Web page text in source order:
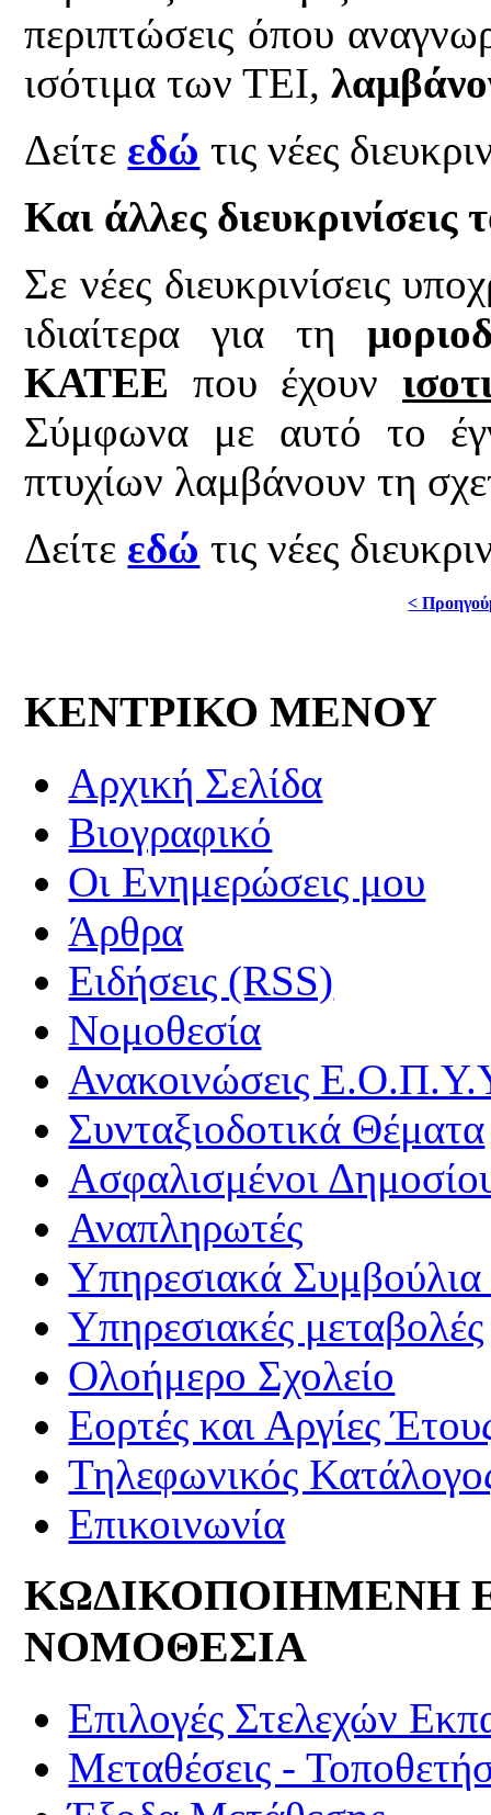
περιπτώσεις όπου
ισότιμα των ΤΕΙ,
Δείτε εδώ τις νέες
Και άλλες
Σε νέες διευκρινίσεις
ιδιαίτερα για τη
ΚΑΤΕΕ που έχουν
Σύμφωνα με αυτό το
πτυχίων λαμβάνουν τη
Δείτε εδώ τις νέες
<
ΚΕΝΤΡΙΚΟ ΜΕΝΟΥ
Αρχική Σελίδα
Βιογραφικό
Οι Ενημερώσεις μου
Άρθρα
Ειδήσεις (RSS)
Νομοθεσία
Ανακοινώσεις
Συνταξιοδοτικά Θέματα
Ασφαλισμένοι
Αναπληρωτές
Υπηρεσιακά
Υπηρεσιακές μεταβολές
Ολοήμερο Σχολείο
Εορτές και Αργίες
Τηλεφωνικός
Επικοινωνία
ΚΩΔΙΚΟΠΟΙΗΜΕΝΗ
ΝΟΜΟΘΕΣΙΑ
Επιλογές Στελεχών
Μεταθέσεις -